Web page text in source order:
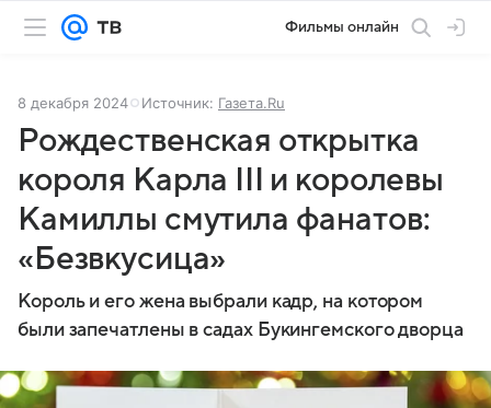
Фильмы онлайн
8 декабря 2024 Источник: Газета.Ru
Рождественская открытка
короля Карла III и королевы
Камиллы смутила фанатов:
«Безвкусица»
Король и его жена выбрали кадр, на котором
были запечатлены в садах Букингемского дворца